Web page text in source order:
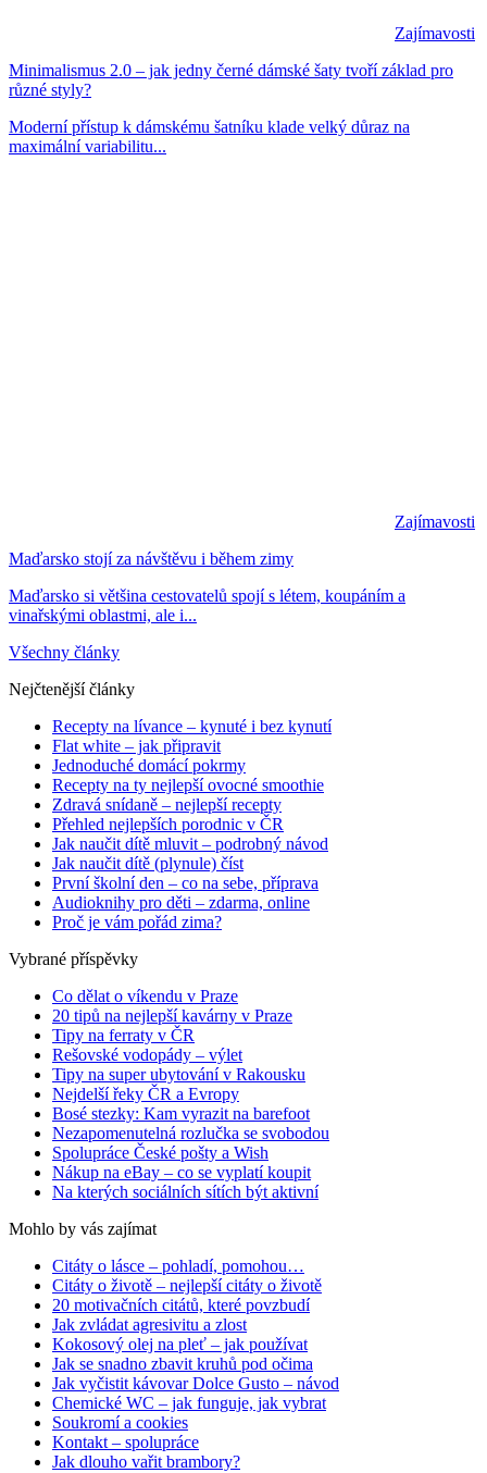
Zajímavosti
Minimalismus 2.0 – jak jedny černé dámské šaty tvoří základ pro
různé styly?
Moderní přístup k dámskému šatníku klade velký důraz na
maximální variabilitu...
Zajímavosti
Maďarsko stojí za návštěvu i během zimy
Maďarsko si většina cestovatelů spojí s létem, koupáním a
vinařskými oblastmi, ale i...
Všechny články
Nejčtenější články
Recepty na lívance – kynuté i bez kynutí
Flat white – jak připravit
Jednoduché domácí pokrmy
Recepty na ty nejlepší ovocné smoothie
Zdravá snídaně – nejlepší recepty
Přehled nejlepších porodnic v ČR
Jak naučit dítě mluvit – podrobný návod
Jak naučit dítě (plynule) číst
První školní den – co na sebe, příprava
Audioknihy pro děti – zdarma, online
Proč je vám pořád zima?
Vybrané příspěvky
Co dělat o víkendu v Praze
20 tipů na nejlepší kavárny v Praze
Tipy na ferraty v ČR
Rešovské vodopády – výlet
Tipy na super ubytování v Rakousku
Nejdelší řeky ČR a Evropy
Bosé stezky: Kam vyrazit na barefoot
Nezapomenutelná rozlučka se svobodou
Spolupráce České pošty a Wish
Nákup na eBay – co se vyplatí koupit
Na kterých sociálních sítích být aktivní
Mohlo by vás zajímat
Citáty o lásce – pohladí, pomohou…
Citáty o životě – nejlepší citáty o životě
20 motivačních citátů, které povzbudí
Jak zvládat agresivitu a zlost
Kokosový olej na pleť – jak používat
Jak se snadno zbavit kruhů pod očima
Jak vyčistit kávovar Dolce Gusto – návod
Chemické WC – jak funguje, jak vybrat
Soukromí a cookies
Kontakt – spolupráce
Jak dlouho vařit brambory?